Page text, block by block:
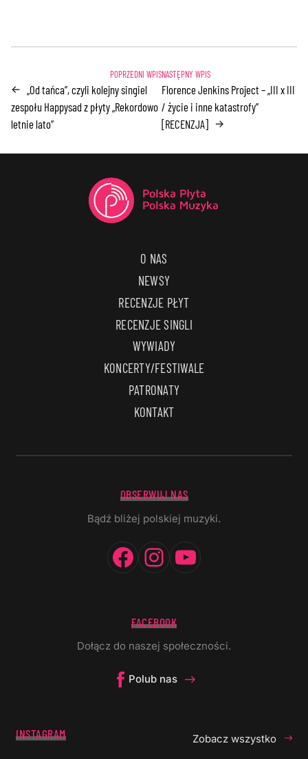
←
„Od tańca”, czyli kolejny singiel
zespołu Happysad z płyty „Rekordowo
letnie lato”
Florence Jenkins Project – „III x III
/ życie i inne katastrofy”
[RECENZJA] →
O NAS
NEWSY
RECENZJE PŁYT
RECENZJE SINGLI
WYWIADY
KONCERTY/FESTIWALE
PATRONATY
KONTAKT
OBSERWUJ NAS
Bądź bliżej polskiej muzyki.
Facebook
Instagram
FACEBOOK
Dołącz do naszej społeczności.
Polub nas
INSTAGRAM Zobacz wszystko